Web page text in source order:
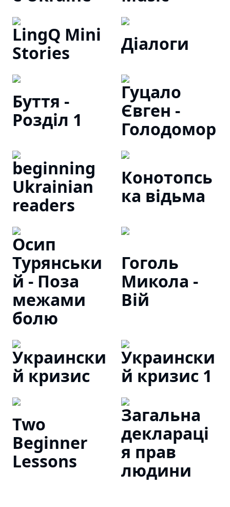
LingQ Mini
Stories
Діалоги
Буття -
Розділ 1
Гуцало
Євген -
Голодомор
beginning
Ukrainian
readers
Конотопсь
ка відьма
Осип
Турянськи
й - Поза
межами
болю
Гоголь
Микола -
Вій
Украински
й кризис
Украински
й кризис 1
Two
Beginner
Lessons
Загальна
декларацi
я прав
людини